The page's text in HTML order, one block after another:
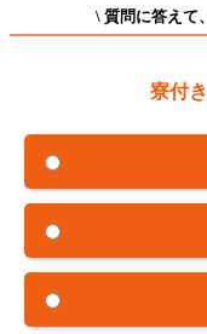
\ 質問に答えて、
寮付